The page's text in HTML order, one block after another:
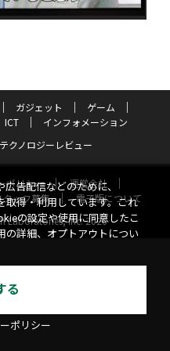
ガジェット
ゲーム
ICT
インフォメーション
クノロジーレビュー
ポリシー
運営会社
タッフ募集
電子版について
Laboratories, Inc. 2026
告配信などのために、
取得・利用しています。これ
の設定や使用に同意したこ
の詳細、オプトアウトについ
る
ポリシー